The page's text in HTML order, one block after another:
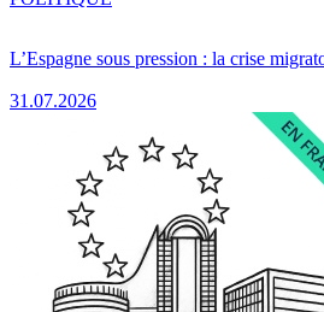
L’Espagne sous pression : la crise
31.07.2026